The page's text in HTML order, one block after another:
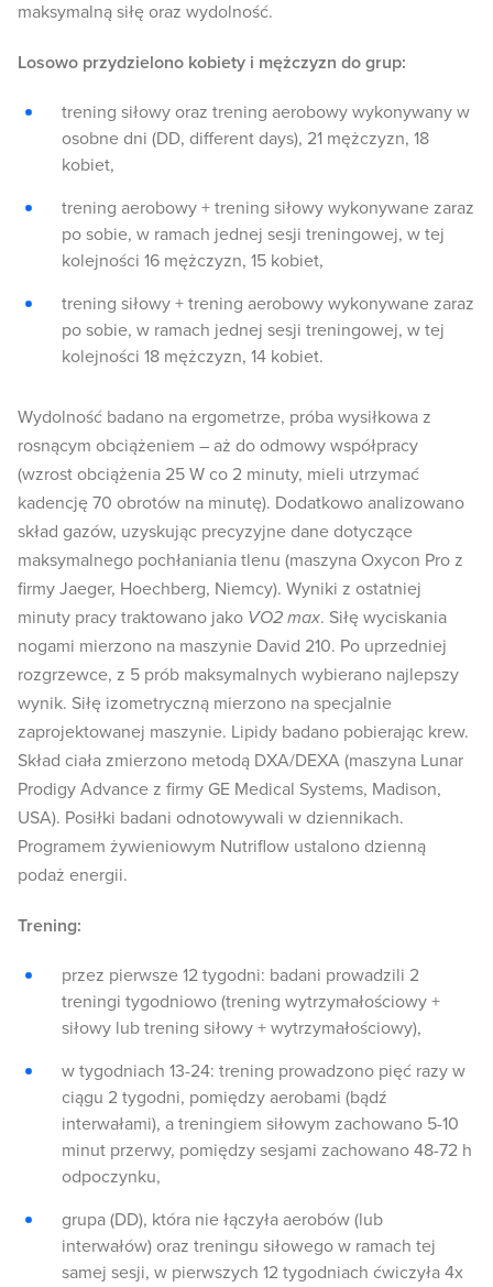
maksymalną siłę oraz wydolność.
Losowo przydzielono kobiety i mężczyzn do grup:
trening siłowy oraz trening aerobowy wykonywany w
osobne dni (DD, different days), 21 mężczyzn, 18
kobiet,
trening aerobowy + trening siłowy wykonywane zaraz
po sobie, w ramach jednej sesji treningowej, w tej
kolejności 16 mężczyzn, 15 kobiet,
trening siłowy + trening aerobowy wykonywane zaraz
po sobie, w ramach jednej sesji treningowej, w tej
kolejności 18 mężczyzn, 14 kobiet.
Wydolność badano na ergometrze, próba wysiłkowa z
rosnącym obciążeniem – aż do odmowy współpracy
(wzrost obciążenia 25 W co 2 minuty, mieli utrzymać
kadencję 70 obrotów na minutę). Dodatkowo analizowano
skład gazów, uzyskując precyzyjne dane dotyczące
maksymalnego pochłaniania tlenu (maszyna Oxycon Pro z
firmy Jaeger, Hoechberg, Niemcy). Wyniki z ostatniej
minuty pracy traktowano jako VO2 max. Siłę wyciskania
nogami mierzono na maszynie David 210. Po uprzedniej
rozgrzewce, z 5 prób maksymalnych wybierano najlepszy
wynik. Siłę izometryczną mierzono na specjalnie
zaprojektowanej maszynie. Lipidy badano pobierając krew.
Skład ciała zmierzono metodą DXA/DEXA (maszyna Lunar
Prodigy Advance z firmy GE Medical Systems, Madison,
USA). Posiłki badani odnotowywali w dziennikach.
Programem żywieniowym Nutriflow ustalono dzienną
podaż energii.
Trening:
przez pierwsze 12 tygodni: badani prowadzili 2
treningi tygodniowo (trening wytrzymałościowy +
siłowy lub trening siłowy + wytrzymałościowy),
w tygodniach 13-24: trening prowadzono pięć razy w
ciągu 2 tygodni, pomiędzy aerobami (bądź
interwałami), a treningiem siłowym zachowano 5-10
minut przerwy, pomiędzy sesjami zachowano 48-72 h
odpoczynku,
grupa (DD), która nie łączyła aerobów (lub
interwałów) oraz treningu siłowego w ramach tej
samej sesji, w pierwszych 12 tygodniach ćwiczyła 4x